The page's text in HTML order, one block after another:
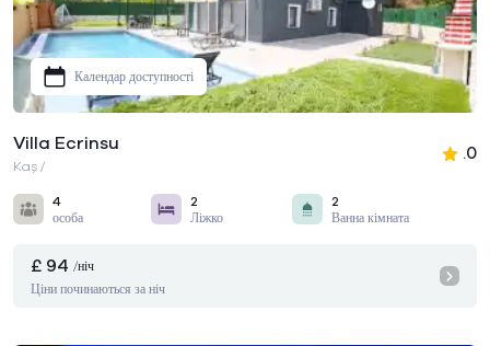
Календар доступності
Villa Ecrinsu
Kaş /
.0
4
особа
2
Ліжко
2
Ванна кімната
£ 94 /ніч
Ціни починаються за ніч